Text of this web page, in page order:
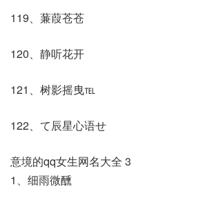
119、蒹葭苍苍
120、静听花开
121、树影摇曳℡
122、て辰星心语せ
意境的qq女生网名大全 3
1、细雨微醺